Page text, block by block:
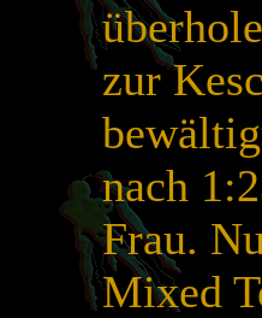
zur
nach
Frau.
Mixed